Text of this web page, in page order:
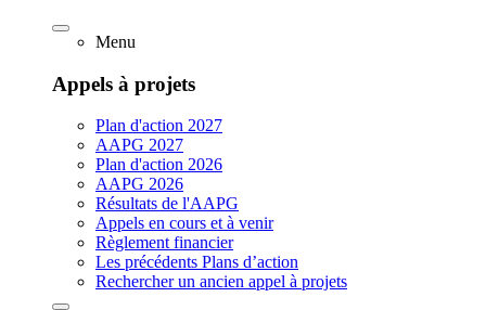
Menu
Appels à projets
Plan d'action 2027
AAPG 2027
Plan d'action 2026
AAPG 2026
Résultats de l'AAPG
Appels en cours et à venir
Règlement financier
Les précédents Plans d’action
Rechercher un ancien appel à projets